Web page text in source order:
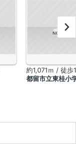
約1,071ｍ / 徒歩
都留市立東桂小